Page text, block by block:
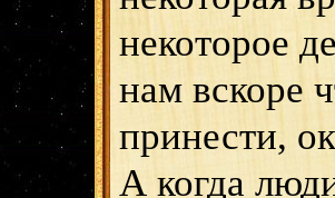
некоторое
нам вскоре
принести,
А когда